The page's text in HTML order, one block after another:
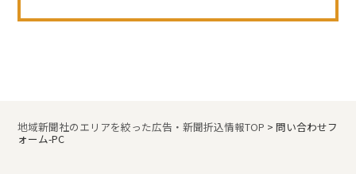
地域新聞社のエリアを絞った広告・新聞折込情報TOP >問い合わせフ
ォーム-PC